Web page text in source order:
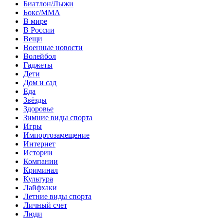
Биатлон/Лыжи
Бокс/MMA
В мире
В России
Вещи
Военные новости
Волейбол
Гаджеты
Дети
Дом и сад
Еда
Звёзды
Здоровье
Зимние виды спорта
Игры
Импортозамещение
Интернет
Истории
Компании
Криминал
Культура
Лайфхаки
Летние виды спорта
Личный счет
Люди